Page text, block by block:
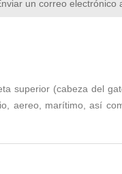
un correo electrónico
superior (cabeza del
aereo, marítimo, así